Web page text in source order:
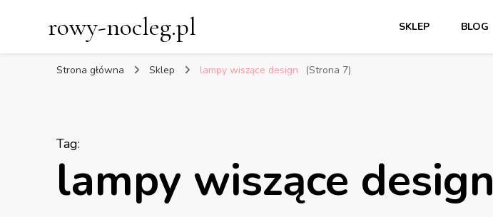
rowy-nocleg.pl SKLEP BLOG
Strona główna Sklep lampy wiszące design (Strona 7)
Tag:
lampy wiszące design